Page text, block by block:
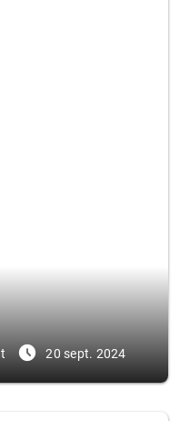
access_time_filled 20 sept. 2024